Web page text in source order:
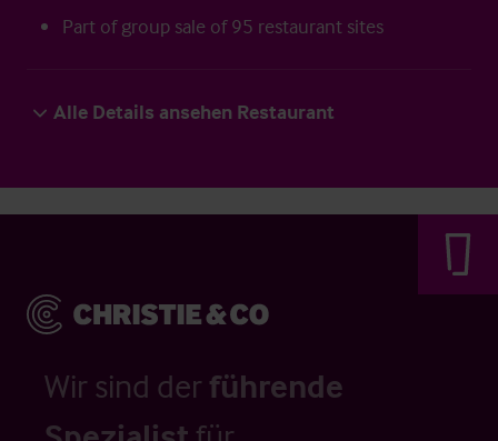
Part of group sale of 95 restaurant sites
Alle Details ansehen Restaurant
Wir sind der führende